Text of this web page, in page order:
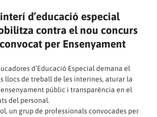
d’educació especial
contra el nou concurs
per Ensenyament
d’Educació Especial demana el
llocs de treball de les interines, aturar la
públic i transparència en el
del personal.
un grup de professionals convocades per